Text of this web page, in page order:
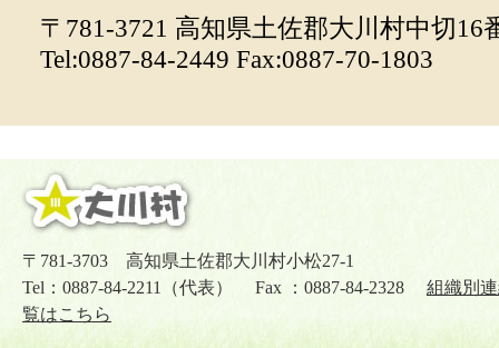
〒781-3721 高知県土佐郡大川村中切16
Tel:0887-84-2449 Fax:0887-70-1803
〒781-3703 高知県土佐郡大川村小松27-1
Tel：0887-84-2211（代表） Fax ：0887-84-2328 組織別
覧はこちら